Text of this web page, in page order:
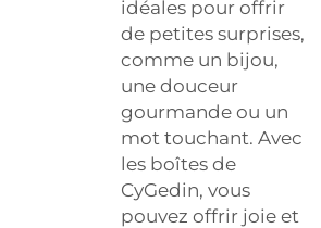
idéales pour offrir
de petites surprises,
comme un bijou,
une douceur
gourmande ou un
mot touchant. Avec
les boîtes de
CyGedin, vous
pouvez offrir joie et